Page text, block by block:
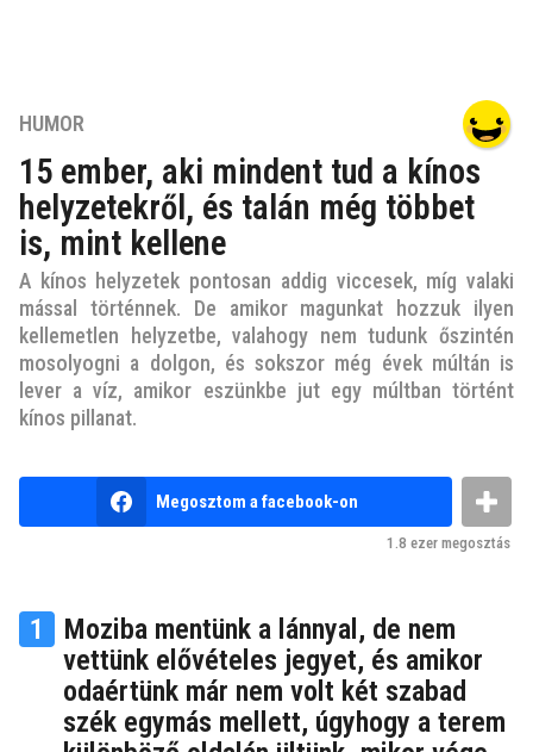
6
v
e
z
e
l
ő
t
6
v
z
ő
t
HUMOR
15 ember, aki mindent tud a kínos
helyzetekről, és talán még többet
is, mint kellene
A kínos helyzetek pontosan addig viccesek, míg valaki
mással történnek. De amikor magunkat hozzuk ilyen
kellemetlen helyzetbe, valahogy nem tudunk őszintén
mosolyogni a dolgon, és sokszor még évek múltán is
lever a víz, amikor eszünkbe jut egy múltban történt
kínos pillanat.
n
u
t
Megosztom a facebook-on
1.8 ezer megosztás
1
Moziba mentünk a lánnyal, de nem
vettünk elővételes jegyet, és amikor
odaértünk már nem volt két szabad
szék egymás mellett, úgyhogy a terem